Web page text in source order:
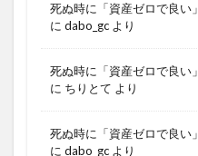
死ぬ時に「資産ゼロで良い
に dabo_gc より
死ぬ時に「資産ゼロで良い
に ちりとて より
死ぬ時に「資産ゼロで良い
に dabo_gc より